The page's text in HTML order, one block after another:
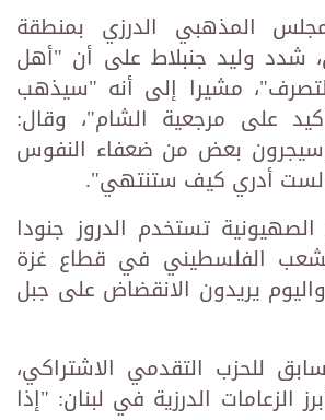
المذهبي الدرزي بمنطقة
شدد وليد جنبلاط على أن "أهل
مشيرا إلى أنه "سيذهب
على مرجعية الشام"، وقال:
بعض من ضعفاء النفوس
لست أدري كيف ستنتهي".
تستخدم الدروز جنودا
الفلسطيني في قطاع غزة
واليوم يريدون الانقضاض على جبل
للحزب التقدمي الاشتراكي،
الزعامات الدرزية في لبنان: "إذا